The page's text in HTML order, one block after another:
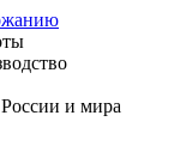
и мира